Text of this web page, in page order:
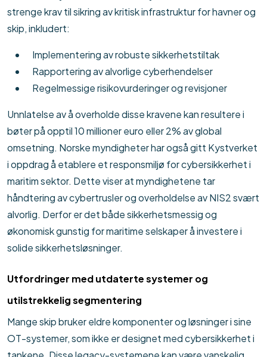
strenge krav til sikring av kritisk infrastruktur for havner og
skip, inkludert:
Implementering av robuste sikkerhetstiltak
Rapportering av alvorlige cyberhendelser
Regelmessige risikovurderinger og revisjoner
Unnlatelse av å overholde disse kravene kan resultere i
bøter på opptil 10 millioner euro eller 2% av global
omsetning. Norske myndigheter har også gitt Kystverket
i oppdrag å etablere et responsmiljø for cybersikkerhet i
maritim sektor. Dette viser at myndighetene tar
håndtering av cybertrusler og overholdelse av NIS2 svært
alvorlig. Derfor er det både sikkerhetsmessig og
økonomisk gunstig for maritime selskaper å investere i
solide sikkerhetsløsninger.
Utfordringer med utdaterte systemer og
utilstrekkelig segmentering
Mange skip bruker eldre komponenter og løsninger i sine
OT-systemer, som ikke er designet med cybersikkerhet i